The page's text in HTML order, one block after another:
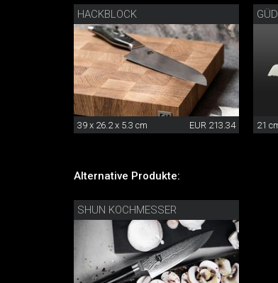
HACKBLOCK
39 x 26.2 x 5.3 cm EUR 213.34 21
Alternative Produkte:
SHUN KOCHMESSER